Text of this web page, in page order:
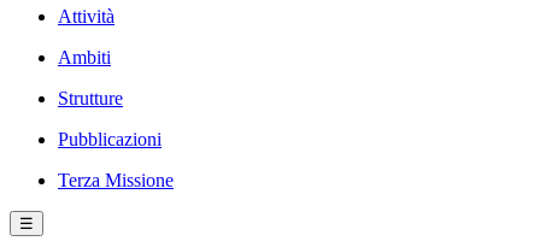
Attività
Ambiti
Strutture
Pubblicazioni
Terza Missione
☰